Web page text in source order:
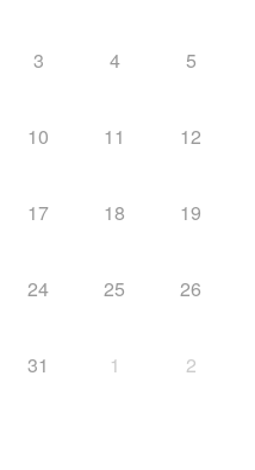
3 4 5
10 11 12
17 18 19
24 25 26
31 1 2